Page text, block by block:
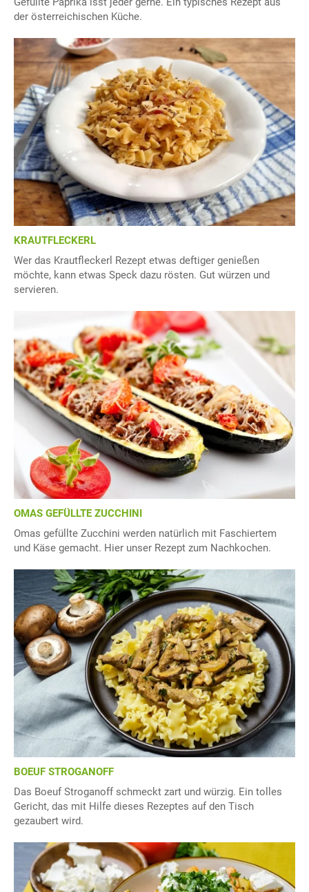
der österreichischen Küche.
KRAUTFLECKERL
Wer das Krautfleckerl Rezept etwas deftiger genießen
möchte, kann etwas Speck dazu rösten. Gut würzen und
servieren.
OMAS GEFÜLLTE ZUCCHINI
Omas gefüllte Zucchini werden natürlich mit Faschiertem
und Käse gemacht. Hier unser Rezept zum Nachkochen.
BOEUF STROGANOFF
Das Boeuf Stroganoff schmeckt zart und würzig. Ein tolles
Gericht, das mit Hilfe dieses Rezeptes auf den Tisch
gezaubert wird.